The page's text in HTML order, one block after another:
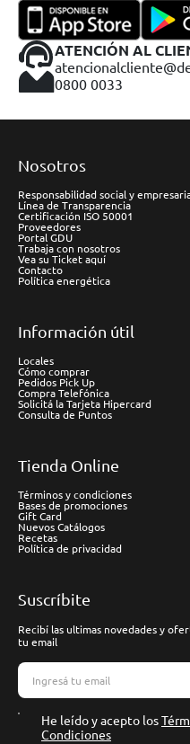
ATENCIÓN AL
0800 0033
Nosotros
Responsabilidad social y
Línea de Transparencia
Certificación ISO 50001
Proveedores
Portal GDU
Trabaja con nosotros
Vea su Ticket aquí
Contacto
Política energética
Información útil
Locales
Cómo comprar
Pedidos Pick Up
Compra Telefónica
Solicitá la Tarjeta Hipercard
Consulta de Puntos
Tienda Online
Términos y condiciones
Bases de promociones
Gift Card
Nuevos Catálogos
Recetas
Política de privacidad
Suscríbite
Recibí las ultimas novedades y
tu email
He leído y acepto los
Condiciones